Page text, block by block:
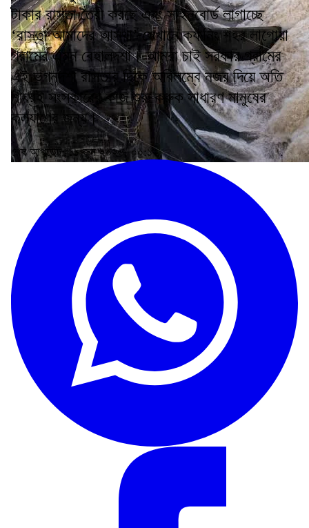
টাকার রাস্তা তৈরী করছে এবং সাইনবোর্ড লাগাচ্ছে
‘রাস্তা আমাদের আস্থা’ সেখানে ক্যানিং শহর লাগোয়া
গ্রামের এমন বেহালদশা। আমরা চাই সরকার গ্রামের
এই ভগ্নদশা রাস্তার দিকে অবিলম্বে নজর দিয়ে অতি
শীঘ্রই সংস্কারের কাজ শুরু করুক সাধারণ মানুষের
কল্যাণের জন্য।
শেষ আপডেট: ১১ জুন ২০২৬, ০০:১২